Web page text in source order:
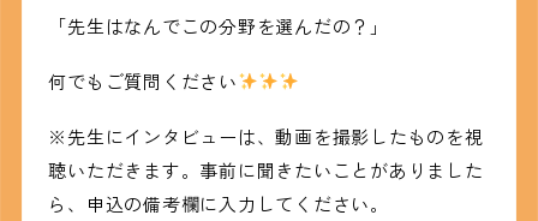
「先生はなんでこの分野を選んだの？」
何でもご質問ください
※先生にインタビューは、動画を撮影したものを視
聴いただきます。事前に聞きたいことがありました
ら、申込の備考欄に入力してください。